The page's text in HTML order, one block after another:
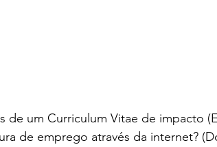
de um Curriculum Vitae de impacto
de emprego através da internet?